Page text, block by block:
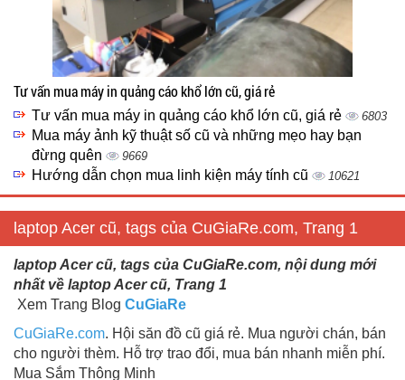
Tư vấn mua máy in quảng cáo khổ lớn cũ, giá rẻ
Tư vấn mua máy in quảng cáo khổ lớn cũ, giá rẻ 6803
Mua máy ảnh kỹ thuật số cũ và những mẹo hay bạn
đừng quên
9669
Hướng dẫn chọn mua linh kiện máy tính cũ 10621
laptop Acer cũ, tags của CuGiaRe.com, Trang 1
laptop Acer cũ, tags của CuGiaRe.com, nội dung mới
nhất về laptop Acer cũ, Trang 1
Xem Trang Blog CuGiaRe
CuGiaRe.com. Hội săn đồ cũ giá rẻ. Mua người chán, bán
cho người thèm. Hỗ trợ trao đổi, mua bán nhanh miễn phí.
Mua Sắm Thông Minh